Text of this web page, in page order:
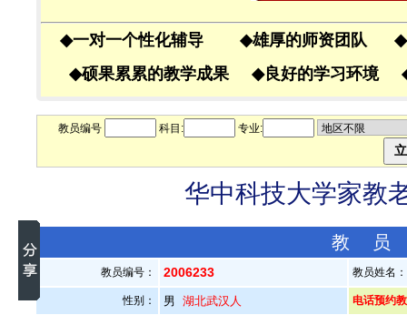
◆一对一个性化辅导 ◆雄厚的师资团队 ◆
◆硕果累累的教学成果 ◆良好的学习环境
教员编号 科目: 专业:
华中科技大学家教
教
教员编号： 2006233 教员姓名
性别： 男湖北武汉人 电话预约